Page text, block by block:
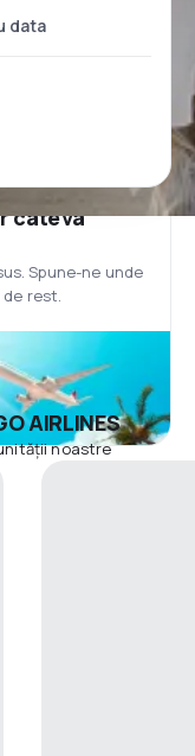
câteva
Spune-ne unde
de rest.
AIRLINES
noastre